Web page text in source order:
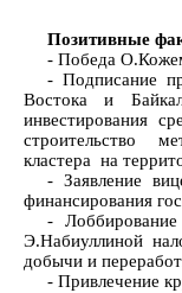
Позитивные
- Победа
- Подписание
Востока и
инвестирования
строительство
кластера на
- Заявление
финансирования
-
Э.Набиуллиной
добычи и
- Привлечение